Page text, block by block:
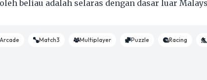
beliau adalah selaras dengan dasar luar